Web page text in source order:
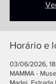
Horário e
03/06/2026,
MAMMA -